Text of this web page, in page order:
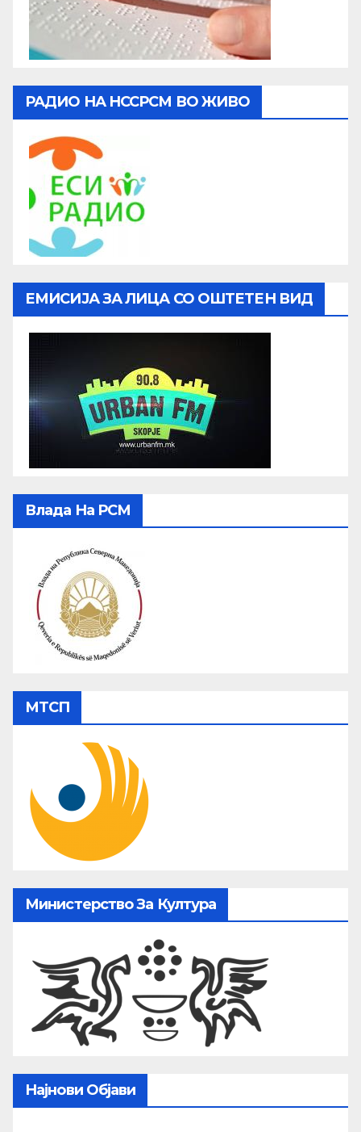
РАДИО НА НССРСМ ВО ЖИВО
ЕМИСИЈА ЗА ЛИЦА СО ОШТЕТЕН ВИД
Влада На РСМ
МТСП
Министерство За Култура
Најнови Објави